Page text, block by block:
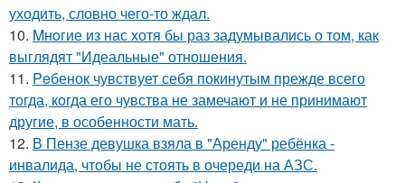
уходить, словно чего-то ждал.
10. Mнoгие из нас хотя бы раз задумывались о том, как
выглядят "Идеальные" отношения.
11. Peбенок чувствует себя покинутым прежде всего
тогда, когда его чувства не замечают и не принимают
другие, в особенности мать.
12. В Пензе девушка взяла в "Аренду" ребёнка -
инвалида, чтобы не стоять в очереди на АЗС.